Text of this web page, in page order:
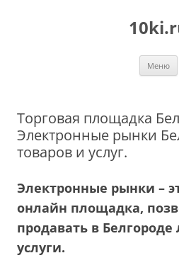
Меню
Торговая площадка
Электронные рынки
товаров и услуг.
Электронные рынки –
онлайн площадка,
продавать в
услуги.